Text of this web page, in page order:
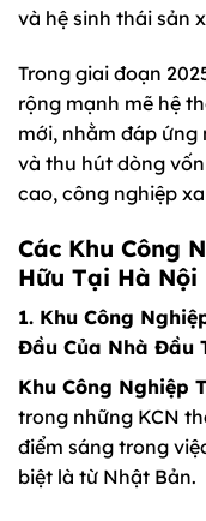
và hệ sinh thái sản
Trong giai đoạn
rộng mạnh mẽ hệ
mới, nhằm đáp
và thu hút dòng
cao, công nghiệp
Các Khu Công
Hữu Tại Hà Nội
1. Khu Công
Đầu Của Nhà Đầu
Khu Công Nghiệp
trong những KCN
điểm sáng trong
biệt là từ Nhật Bản.